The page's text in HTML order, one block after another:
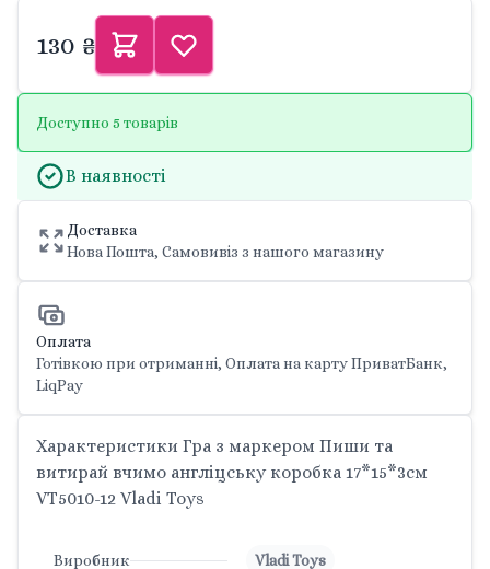
130 ₴
Доступно 5 товарів
В наявності
Доставка
Нова Пошта, Самовивіз з нашого магазину
Оплата
Готівкою при отриманні, Оплата на карту ПриватБанк,
LiqPay
Характеристики Гра з маркером Пиши та
витирай вчимо англіцську коробка 17*15*3см
VT5010-12 Vladi Toys
Виробник
Vladi Toys